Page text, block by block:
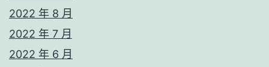
2022 年 8 月
2022 年 7 月
2022 年 6 月